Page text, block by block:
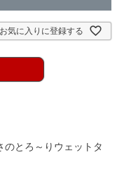
お気に入りに登録する
のとろ～りウェットタ